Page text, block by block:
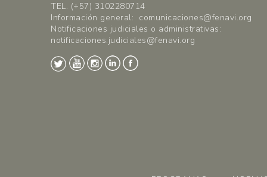
TEL. (+57) 3102280714
Información general: comunicaciones@fenavi.org
Notificaciones judiciales o administrativas:
notificaciones.judiciales@fenavi.org